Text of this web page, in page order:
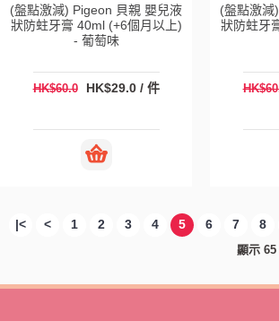
(盤點激減) Pigeon 貝親 嬰兒液
狀防蛀牙膏 40ml (+6個月以上)
- 葡萄味
HK$60.0 HK$29.0 / 件
(盤點激減
狀防蛀牙
|< < 1 2 3 4 5 6 7 8
顯示